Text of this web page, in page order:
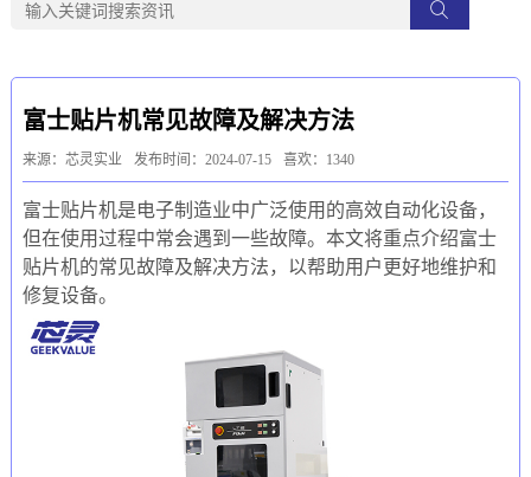
富士贴片机常见故障及解决方法
来源：芯灵实业 发布时间：2024-07-15 喜欢：1340
富士贴片机是电子制造业中广泛使用的高效自动化设备，
但在使用过程中常会遇到一些故障。本文将重点介绍富士
贴片机的常见故障及解决方法，以帮助用户更好地维护和
修复设备。